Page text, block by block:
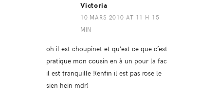
Victoria
10 MARS 2010 AT 11 H 15
MIN
oh il est choupinet et qu’est ce que c’est
pratique mon cousin en à un pour la fac
il est tranquille !(enfin il est pas rose le
sien hein mdr)